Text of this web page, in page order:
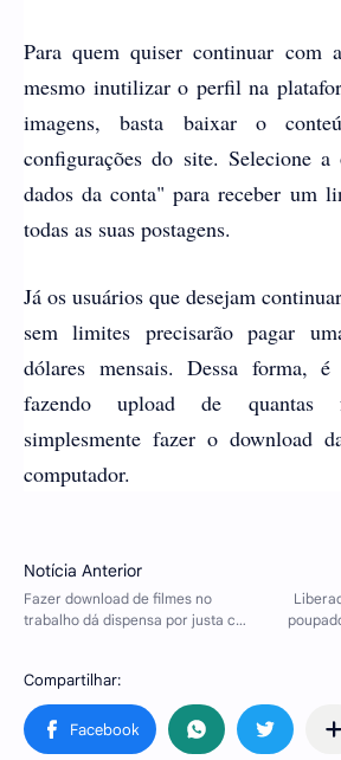
Para quem quiser continuar com
mesmo inutilizar o perfil na
imagens, basta baixar o
configurações do site. Selecione
dados da conta" para receber um
todas as suas postagens.
Já os usuários que desejam
sem limites precisarão pagar
dólares mensais. Dessa forma, é
fazendo upload de quantas
simplesmente fazer o download
computador.